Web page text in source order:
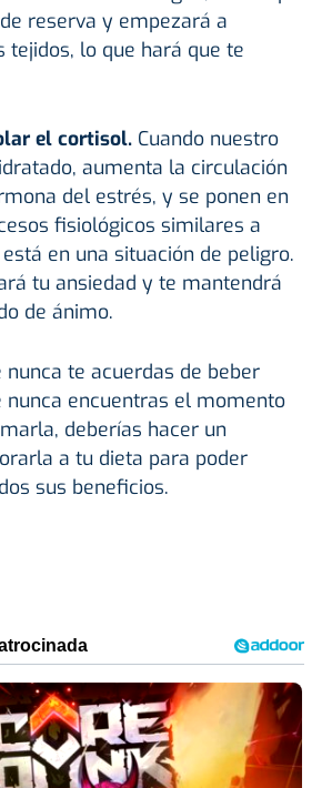
reserva y empezará a
lo que hará que te
el cortisol. Cuando nuestro
aumenta la circulación
del estrés, y se ponen en
fisiológicos similares a
en una situación de peligro.
tu ansiedad y te mantendrá
de ánimo.
nunca te acuerdas de beber
nunca encuentras el momento
deberías hacer un
a tu dieta para poder
sus beneficios.